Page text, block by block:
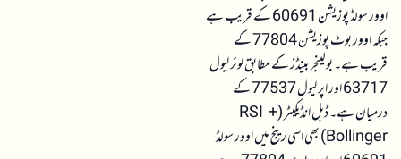
اوور سولڈ پوزیشن 60691 کے قریب ہے
جبکہ اوور بوٹ پوزیشن 77804 کے
قریب ہے۔ بولینجر بینڈز کے مطابق لوئر لیول
63717 اور اپر لیول 77537 کے
درمیان ہے۔ ڈبل انڈیکیٹر (RSI +
Bollinger) بھی اسی رینج میں اوور سولڈ